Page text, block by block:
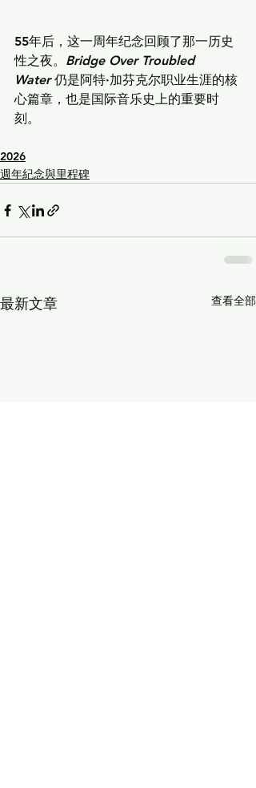
55年后，这一周年纪念回顾了那一历史
性之夜。 Bridge Over Troubled
Water 仍是阿特·加芬克尔职业生涯的核
心篇章，也是国际音乐史上的重要时
刻。
2026
週年紀念與里程碑
最新文章 查看全部